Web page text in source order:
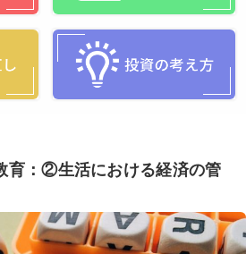
育：②生活における経済の管